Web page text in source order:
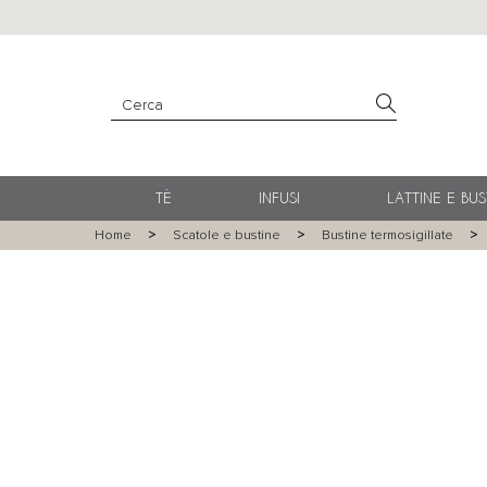
TÈ INFUSI LATTINE E
Home Scatole e bustine Bustine termosigillate